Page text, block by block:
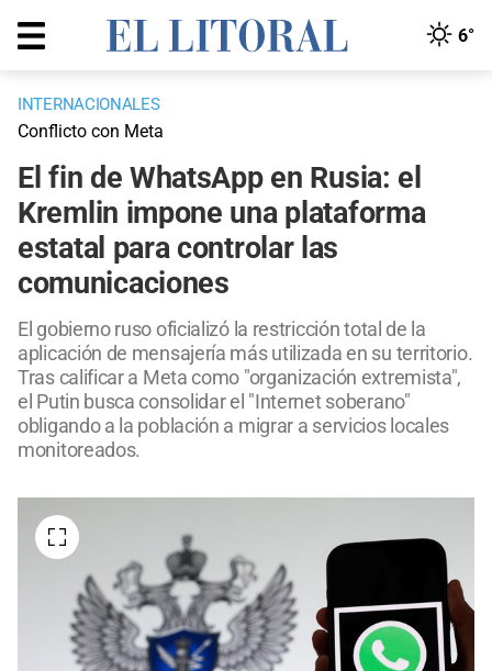
6°
INTERNACIONALES
Conflicto con Meta
El fin de WhatsApp en Rusia: el
Kremlin impone una plataforma
estatal para controlar las
comunicaciones
El gobierno ruso oficializó la restricción total de la
aplicación de mensajería más utilizada en su territorio.
Tras calificar a Meta como "organización extremista",
el Putin busca consolidar el "Internet soberano"
obligando a la población a migrar a servicios locales
monitoreados.